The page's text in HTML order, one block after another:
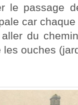
le passage
car
du
les ouches